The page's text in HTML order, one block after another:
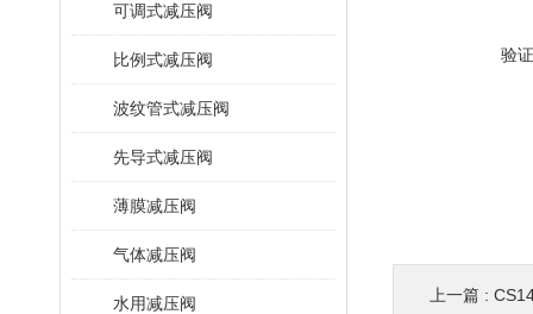
可调式减压阀
比例式减压阀
波纹管式减压阀
先导式减压阀
薄膜减压阀
气体减压阀
水用减压阀
验
上一篇 :